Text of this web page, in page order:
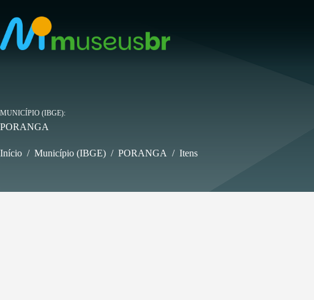
para
conteúdo
MUNICÍPIO (IBGE)
PORANGA
Início / Município (IBGE) / PORANGA / Itens